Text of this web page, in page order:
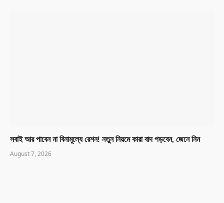
সবাই আর পাবেন না বিনামূল্যে রেশন! নতুন নিয়মে কারা বাদ পড়বেন, জেনে নিন
August 7, 2026